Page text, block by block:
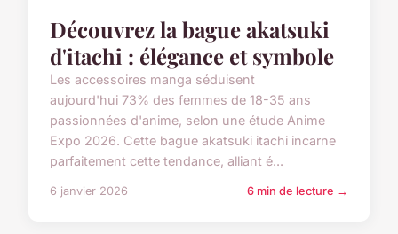
Découvrez la bague akatsuki
d'itachi : élégance et symbole
Les accessoires manga séduisent
aujourd'hui 73% des femmes de 18-35 ans
passionnées d'anime, selon une étude Anime
Expo 2026. Cette bague akatsuki itachi incarne
parfaitement cette tendance, alliant é...
6 janvier 2026 6 min de lecture →